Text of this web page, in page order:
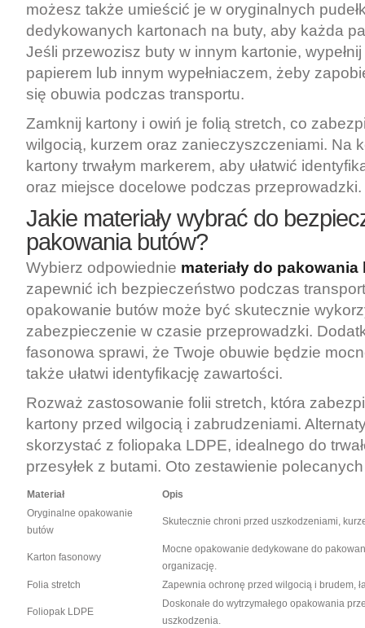
możesz także umieścić je w oryginalnych
dedykowanych kartonach na buty, aby każda
Jeśli przewozisz buty w innym kartonie,
papierem lub innym wypełniaczem, żeby
się obuwia podczas transportu.
Zamknij kartony i owiń je folią stretch, co
wilgocią, kurzem oraz zanieczyszczeniami. Na
kartony trwałym markerem, aby ułatwić
oraz miejsce docelowe podczas przeprowadzki.
Jakie materiały wybrać do
pakowania butów?
Wybierz odpowiednie materiały do pakowania
zapewnić ich bezpieczeństwo podczas
opakowanie butów może być skutecznie
zabezpieczenie w czasie przeprowadzki.
fasonowa sprawi, że Twoje obuwie będzie
także ułatwi identyfikację zawartości.
Rozważ zastosowanie folii stretch, która
kartony przed wilgocią i zabrudzeniami.
skorzystać z foliopaka LDPE, idealnego do
przesyłek z butami. Oto zestawienie polecanych
Materiał
Opis
Oryginalne opakowanie
butów
Skutecznie chroni przed uszkodzeniami,
Karton fasonowy
Mocne opakowanie dedykowane do
organizację.
Folia stretch
Zapewnia ochronę przed wilgocią i brudem,
Foliopak LDPE
Doskonałe do wytrzymałego opakowania
uszkodzenia.